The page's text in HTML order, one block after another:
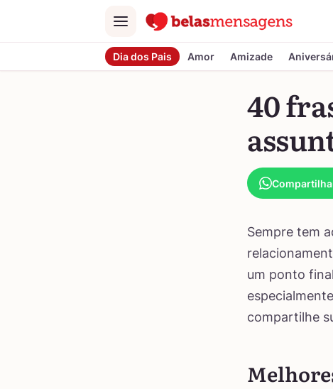
Menu
Dia dos Pais Amor Amizade
40
Sempre tem
um ponto
compartilhe